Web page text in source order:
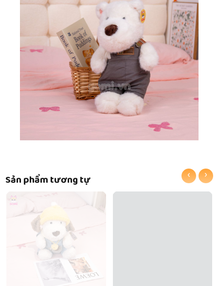
Sản phẩm tương tự ‹ ›